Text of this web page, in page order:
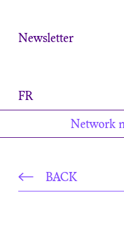
Newsletter
FR
Network
BACK